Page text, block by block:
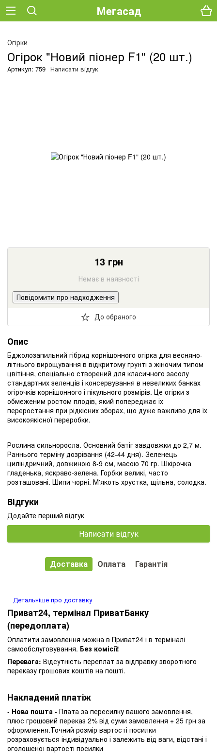
Мегасад
Огірки
Огірок "Новий піонер F1" (20 шт.)
Артикул: 759 Написати відгук
13грн
Немає в наявності
Повідомити про надходження
До обраного
Опис
Бджолозапильний гібрид корнішонного огірка для весняно-
літнього вирощування в відкритому грунті з жіночим типом
цвітіння, спеціально створений для класичного засолу
стандартних зеленців і консервування в невеликих банках
огірочків корнішонного і пікульного розмірів. Це огірки з
обмеженим ростом плодів, який попереджає їх
переростання при рідкісних зборах, що дуже важливо для їх
високоякісної переробки.
Рослина сильноросла. Основний батіг завдовжки до 2,7 м.
Раннього терміну дозрівання (42-44 дня). Зеленець
циліндричний, довжиною 8-9 см, масою 70 гр. Шкірочка
гладенька, яскраво-зелена. Горбки великі, часто
розташовані. Шипи чорні. М'якоть хрустка, щільна, солодка.
Відгуки
Додайте перший відгук
Написати відгук
Доставка Оплата Гарантія
Детальніше про доставку
Приват24, термінал ПриватБанку
(передоплата)
Оплатити замовлення можна в Приват24 і в терміналі
самообслуговування. Без комісії!
Перевага: Відсутність переплат за відправку зворотного
переказу грошових коштів на пошті.
Накладений платіж
- Нова пошта - Плата за пересилку вашого замовлення,
плюс грошовий переказ 2% від суми замовлення + 25 грн за
оформлення.Точний розмір вартості посилки
розраховується індивідуально і залежить від ваги, відстані і
оголошеної вартості посилки